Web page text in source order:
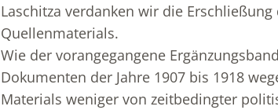
Laschitza verdanken wir die
Quellenmaterials.
Wie der vorangegangene
Dokumenten der Jahre 1907 bis 1918
Materials weniger von zeitbedingter